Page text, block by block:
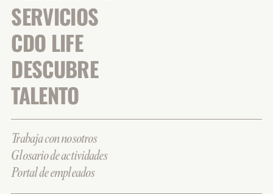
SERVICIOS
CDO LIFE
DESCUBRE
TALENTO
Trabaja con nosotros
Glosario de actividades
Portal de empleados